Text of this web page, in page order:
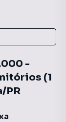
-
(1
PR